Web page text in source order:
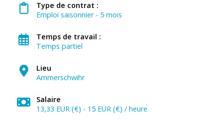
Type de contrat :
Emploi saisonnier - 5 mois
Temps de travail :
Temps partiel
Lieu
Ammerschwihr
Salaire
13,33 EUR (€) - 15 EUR (€) / heure